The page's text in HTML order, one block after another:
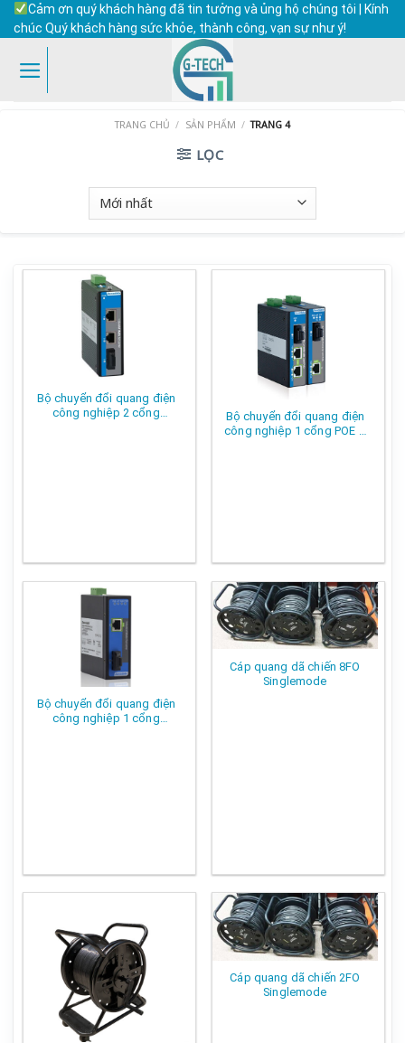
Skip
content
Cảm ơn quý khách hàng đã tin tưởng và ủng hộ chúng tôi | Kính
chúc Quý khách hàng sức khỏe, thành công, vạn sự như ý!
TRANG CHỦ / SẢN PHẨM / TRANG 4
LỌC
Bộ chuyển đổi quang điện
công nghiệp 2 cổng
Bộ chuyển đổi quang điện
công nghiệp 1 cổng POE +
Bộ chuyển đổi quang điện
công nghiệp 1 cổng
Cáp quang dã chiến 8FO
Singlemode
Cáp quang dã chiến 2FO
Singlemode